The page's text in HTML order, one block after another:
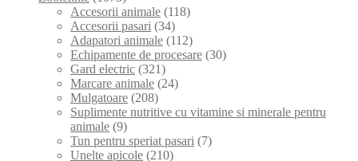
Accesorii animale (118)
Accesorii pasari (34)
Adapatori animale (112)
Echipamente de procesare (30)
Gard electric (321)
Marcare animale (24)
Mulgatoare (208)
Suplimente nutritive cu vitamine si minerale pentru
animale (9)
Tun pentru speriat pasari (7)
Unelte apicole (210)